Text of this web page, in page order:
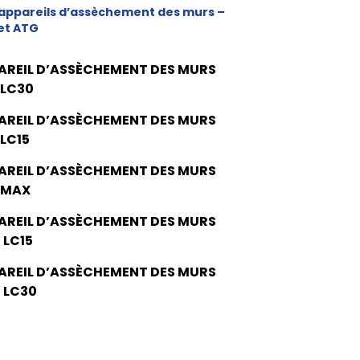
d’assèchement des murs –
ATG
D’ASSÈCHEMENT DES MURS
D’ASSÈCHEMENT DES MURS
D’ASSÈCHEMENT DES MURS
D’ASSÈCHEMENT DES MURS
D’ASSÈCHEMENT DES MURS